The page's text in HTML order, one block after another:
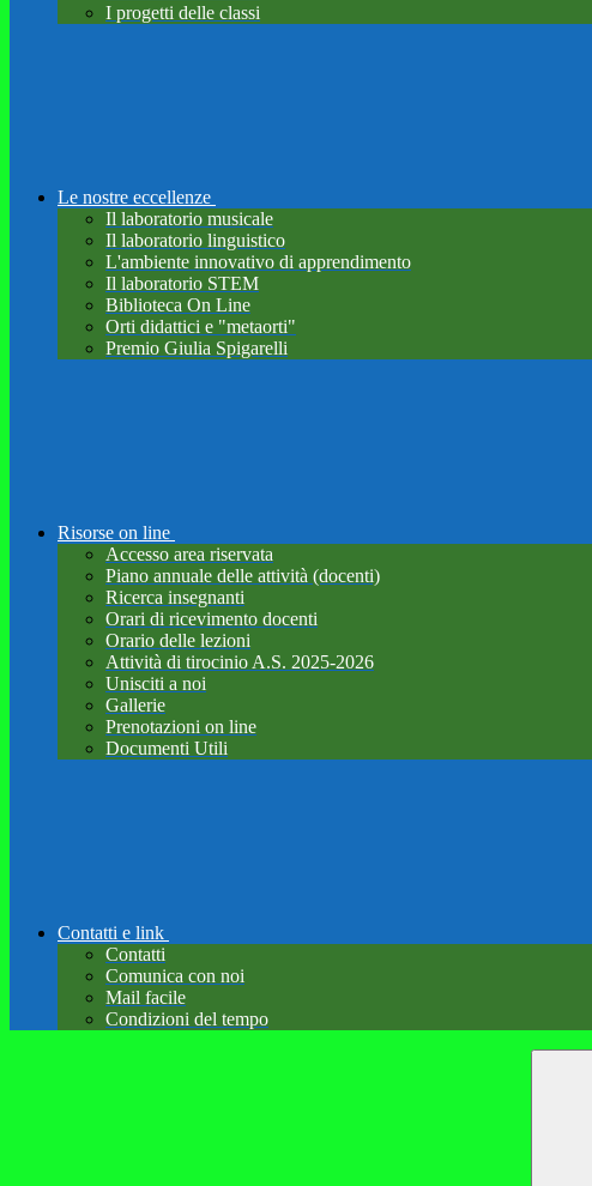
I progetti delle classi
Le nostre eccellenze
Il laboratorio musicale
Il laboratorio linguistico
L'ambiente innovativo di apprendimento
Il laboratorio STEM
Biblioteca On Line
Orti didattici e "metaorti"
Premio Giulia Spigarelli
Risorse on line
Accesso area riservata
Piano annuale delle attività (docenti)
Ricerca insegnanti
Orari di ricevimento docenti
Orario delle lezioni
Attività di tirocinio A.S. 2025-2026
Unisciti a noi
Gallerie
Prenotazioni on line
Documenti Utili
Contatti e link
Contatti
Comunica con noi
Mail facile
Condizioni del tempo